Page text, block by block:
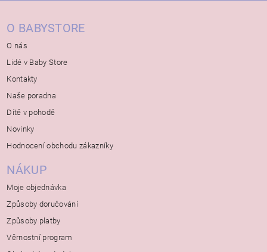
O BABYSTORE
O nás
Lidé v Baby Store
Kontakty
Naše poradna
Dítě v pohodě
Novinky
Hodnocení obchodu zákazníky
NÁKUP
Moje objednávka
Způsoby doručování
Způsoby platby
Věrnostní program